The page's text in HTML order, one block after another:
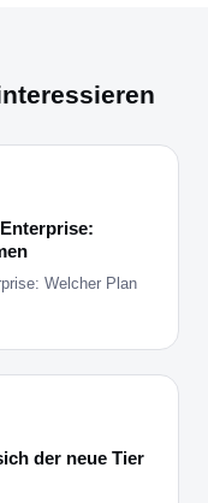
Welcher Plan
der neue Tier